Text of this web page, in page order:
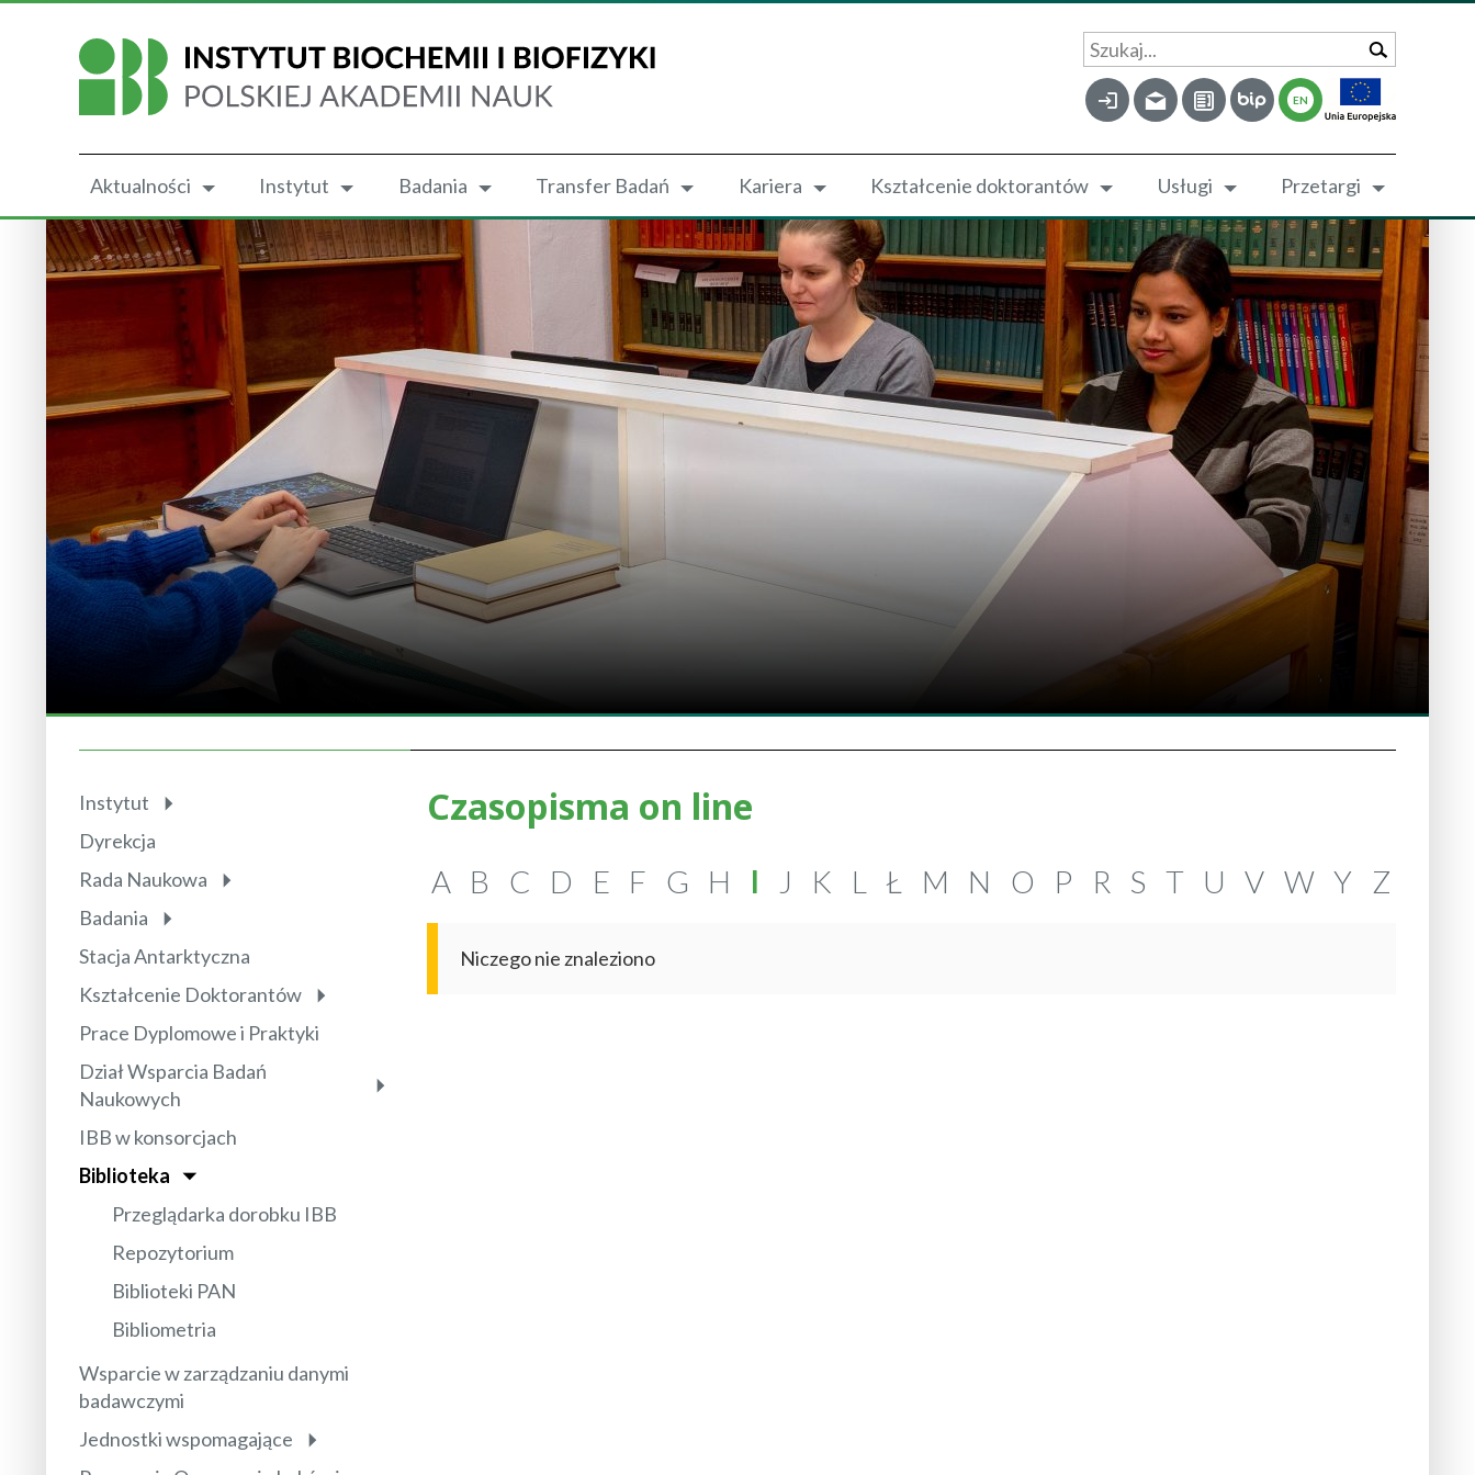
Szukaj...
EN
Aktualności Instytut Badania Transfer Badań Kariera Kształcenie doktorantów Usługi Przetargi
Instytut
Dyrekcja
Rada Naukowa
Badania
Stacja Antarktyczna
Kształcenie Doktorantów
Prace Dyplomowe i Praktyki
Dział Wsparcia Badań
Naukowych
IBB w konsorcjach
Biblioteka
Przeglądarka dorobku IBB
Repozytorium
Biblioteki PAN
Bibliometria
Wsparcie w zarządzaniu danymi
badawczymi
Jednostki wspomagające
Czasopisma on line
A B C D E F G H I J K L Ł M N O P R S T U V W Y Z
Niczego nie znaleziono